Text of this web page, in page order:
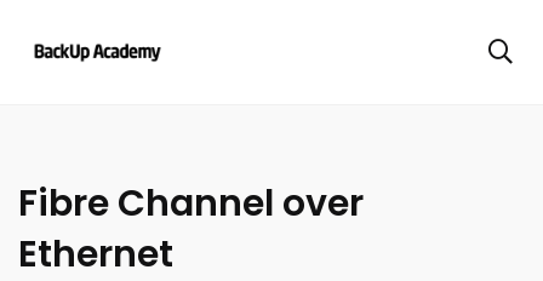
Fibre Channel over
Ethernet